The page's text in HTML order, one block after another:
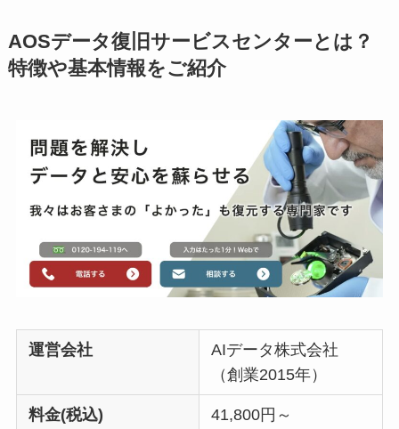
AOSデータ復旧サービスセンターとは？
特徴や基本情報をご紹介
運営会社
AIデータ株式会社
（創業2015年）
料金(税込) 41,800円～